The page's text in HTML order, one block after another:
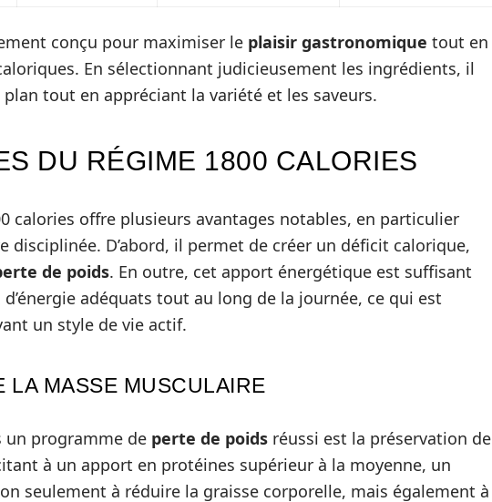
conçu pour maximiser le plaisir gastronomique tout en
En sélectionnant judicieusement les ingrédients, il
tout en appréciant la variété et les saveurs.
DU RÉGIME 1800 CALORIES
calories offre plusieurs avantages notables, en particulier
disciplinée. D’abord, il permet de créer un déficit calorique,
de poids. En outre, cet apport énergétique est suffisant
adéquats tout au long de la journée, ce qui est
un style de vie actif.
LA MASSE MUSCULAIRE
un programme de perte de poids réussi est la préservation de
à un apport en protéines supérieur à la moyenne, un
seulement à réduire la graisse corporelle, mais également à